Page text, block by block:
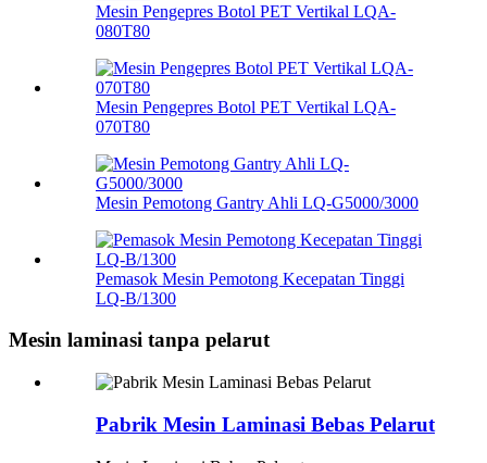
Mesin Pengepres Botol PET Vertikal LQA-
080T80
Mesin Pengepres Botol PET Vertikal LQA-
070T80
Mesin Pemotong Gantry Ahli LQ-G5000/3000
Pemasok Mesin Pemotong Kecepatan Tinggi
LQ-B/1300
Mesin laminasi tanpa pelarut
Pabrik Mesin Laminasi Bebas Pelarut